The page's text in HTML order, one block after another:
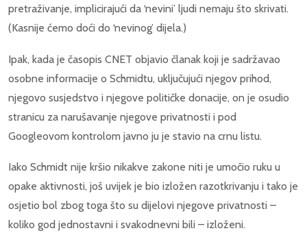
pretraživanje, implicirajući da ‘nevini’ ljudi nemaju što skrivati.
(Kasnije ćemo doći do ‘nevinog’ dijela.)
Ipak, kada je časopis CNET objavio članak koji je sadržavao
osobne informacije o Schmidtu, uključujući njegov prihod,
njegovo susjedstvo i njegove političke donacije, on je osudio
stranicu za narušavanje njegove privatnosti i pod
Googleovom kontrolom javno ju je stavio na crnu listu.
Iako Schmidt nije kršio nikakve zakone niti je umočio ruku u
opake aktivnosti, još uvijek je bio izložen razotkrivanju i tako je
osjetio bol zbog toga što su dijelovi njegove privatnosti –
koliko god jednostavni i svakodnevni bili – izloženi.